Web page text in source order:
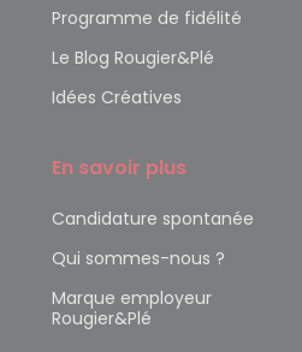
Programme de fidélité
Le Blog Rougier&Plé
Idées Créatives
En savoir plus
Candidature spontanée
Qui sommes-nous ?
Marque employeur
Rougier&Plé